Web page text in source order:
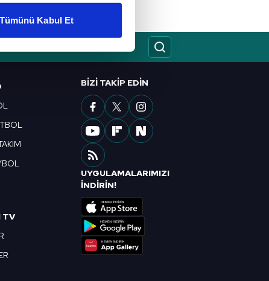
gösterilmeyecektir."
sunulması
detaylı bilgi için Ayarlar
ve sitemizde ilgili
Tümünü Kabul Et
TV
BIZI TAKIP EDIN
UYGULAMALARIMIZI
İNDİRİN!